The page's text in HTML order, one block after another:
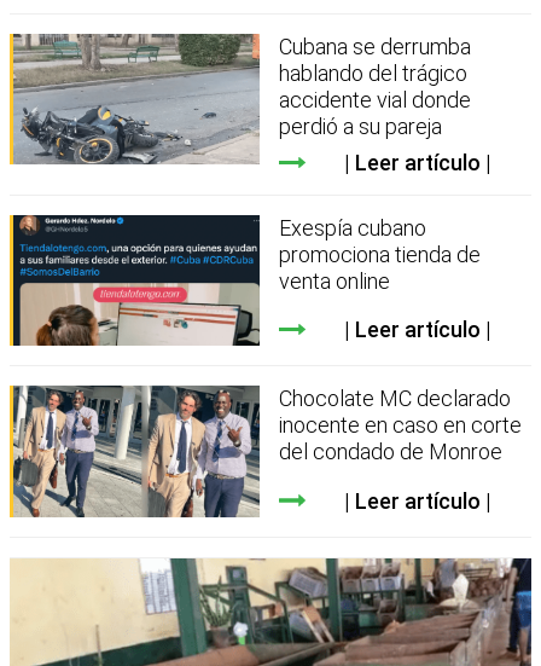
Cubana se derrumba
hablando del trágico
accidente vial donde
perdió a su pareja
Leer artículo
Exespía cubano
promociona tienda de
venta online
Leer artículo
Chocolate MC declarado
inocente en caso en corte
del condado de Monroe
Leer artículo